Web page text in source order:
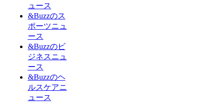
ュース
&Buzzのス
ポーツニュ
ース
&Buzzのビ
ジネスニュ
ース
&Buzzのヘ
ルスケアニ
ュース